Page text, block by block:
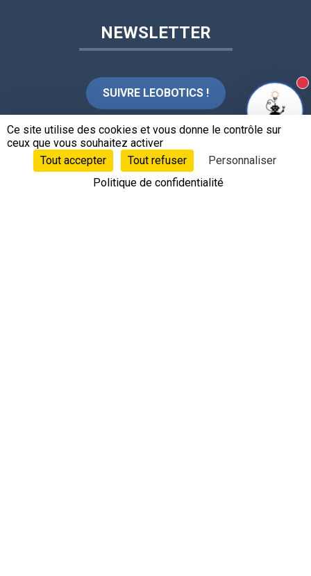
NEWSLETTER
SUIVRE LEOBOTICS !
LANGUES
Français
Ce site utilise des cookies et vous donne le contrôle sur
ceux que vous souhaitez activer
Tout accepter
Tout refuser
Personnaliser
Politique de confidentialité